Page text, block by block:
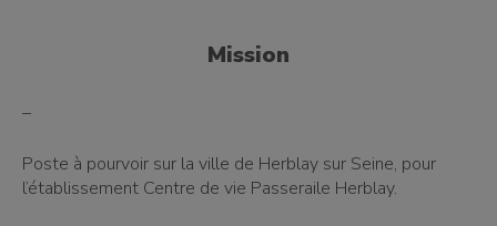
Mission
–
Poste à pourvoir sur la ville de Herblay sur Seine, pour
l’établissement Centre de vie Passeraile Herblay.